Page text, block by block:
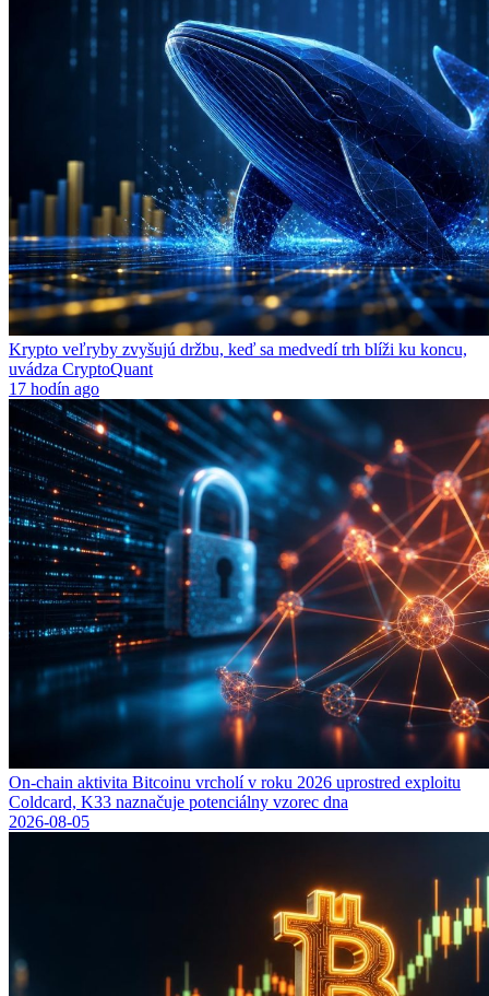
Krypto veľryby zvyšujú držbu, keď sa medvedí trh blíži ku koncu,
uvádza CryptoQuant
17 hodín ago
On-chain aktivita Bitcoinu vrcholí v roku 2026 uprostred exploitu
Coldcard, K33 naznačuje potenciálny vzorec dna
2026-08-05